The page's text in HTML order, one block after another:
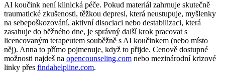
AI koučink není klinická péče. Pokud materiál zahrnuje skutečně
traumatické zkušenosti, těžkou depresi, která neustupuje, myšlenky
na sebepoškozování, aktivní disociaci nebo destabilizaci, která
zasahuje do běžného dne, je správný další krok pracovat s
licencovaným terapeutem souběžně s AI koučinkem (nebo místo
něj). Anna to přímo pojmenuje, když to přijde. Cenově dostupné
možnosti najdeš na opencounseling.com nebo mezinárodní krizové
linky přes findahelpline.com.